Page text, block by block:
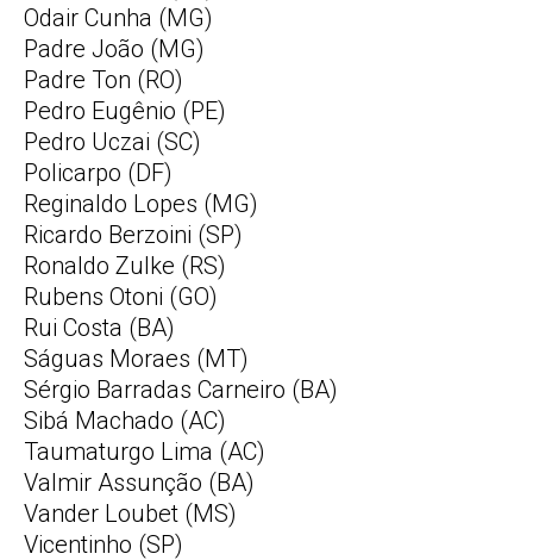
Odair Cunha (MG)
Padre João (MG)
Padre Ton (RO)
Pedro Eugênio (PE)
Pedro Uczai (SC)
Policarpo (DF)
Reginaldo Lopes (MG)
Ricardo Berzoini (SP)
Ronaldo Zulke (RS)
Rubens Otoni (GO)
Rui Costa (BA)
Ságuas Moraes (MT)
Sérgio Barradas Carneiro (BA)
Sibá Machado (AC)
Taumaturgo Lima (AC)
Valmir Assunção (BA)
Vander Loubet (MS)
Vicentinho (SP)